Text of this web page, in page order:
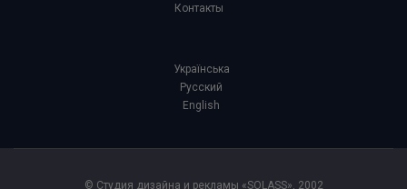
Контакты
Українська
Русский
English
© Студия дизайна и рекламы «SOLASS», 2002